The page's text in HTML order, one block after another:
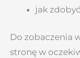
jak
Do zobaczenia
stronę w